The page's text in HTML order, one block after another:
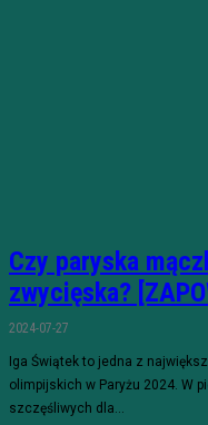
Czy paryska
zwycięska?
2024-07-27
Iga Świątek to jedna z
olimpijskich w Paryżu 2024. W
szczęśliwych dla...